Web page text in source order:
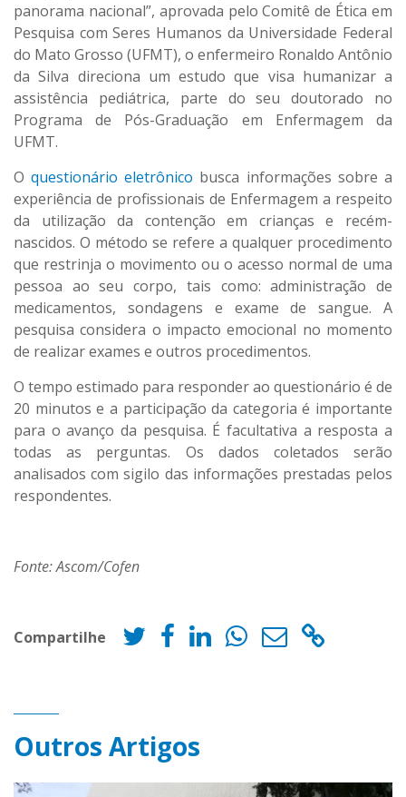
panorama nacional”, aprovada pelo Comitê de Ética em
Pesquisa com Seres Humanos da Universidade Federal
do Mato Grosso (UFMT), o enfermeiro Ronaldo Antônio
da Silva direciona um estudo que visa humanizar a
assistência pediátrica, parte do seu doutorado no
Programa de Pós-Graduação em Enfermagem da
UFMT.
O questionário eletrônico busca informações sobre a
experiência de profissionais de Enfermagem a respeito
da utilização da contenção em crianças e recém-
nascidos. O método se refere a qualquer procedimento
que restrinja o movimento ou o acesso normal de uma
pessoa ao seu corpo, tais como: administração de
medicamentos, sondagens e exame de sangue. A
pesquisa considera o impacto emocional no momento
de realizar exames e outros procedimentos.
O tempo estimado para responder ao questionário é de
20 minutos e a participação da categoria é importante
para o avanço da pesquisa. É facultativa a resposta a
todas as perguntas. Os dados coletados serão
analisados com sigilo das informações prestadas pelos
respondentes.
Fonte: Ascom/Cofen
Compartilhe
Outros Artigos